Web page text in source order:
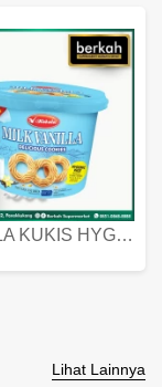
KOKOLA KUKIS HYGIENIC MILK VANILLA PACK 320 GR
Lihat Lainnya